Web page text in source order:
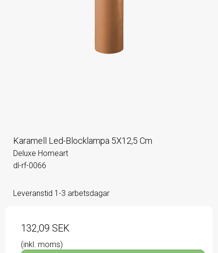
Karamell Led-Blocklampa 5X12,5 Cm
Deluxe Homeart
dl-rf-0066
Leveranstid 1-3 arbetsdagar
132,09 SEK
(inkl. moms)